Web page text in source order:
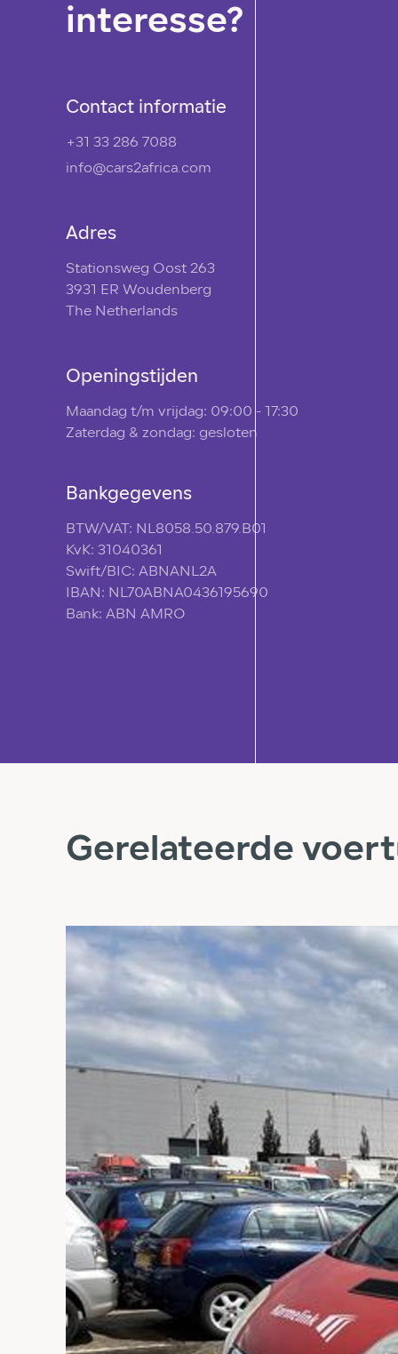
interesse?
Contact informatie
+31 33 286 7088
info@cars2africa.com
Adres
Stationsweg Oost 263
3931 ER Woudenberg
The Netherlands
Openingstijden
Maandag t/m vrijdag: 09:00 - 17:30
Zaterdag & zondag: gesloten
Bankgegevens
BTW/VAT: NL8058.50.879.B01
KvK: 31040361
Swift/BIC: ABNANL2A
IBAN: NL70ABNA0436195690
Bank: ABN AMRO
Gerelateerde